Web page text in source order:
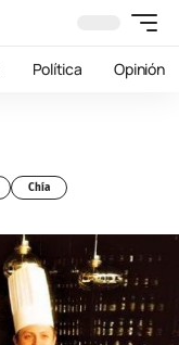
Política Opinión
Chía